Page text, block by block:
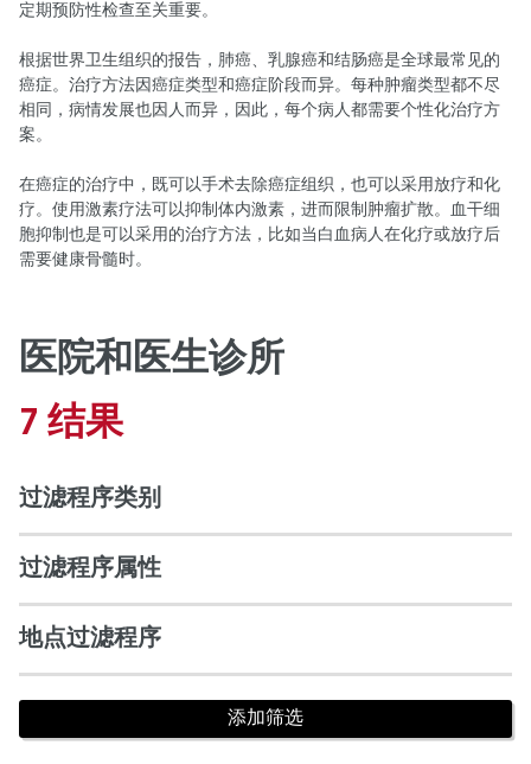
定期预防性检查至关重要。
根据世界卫生组织的报告，肺癌、乳腺癌和结肠癌是全球最常见的
癌症。治疗方法因癌症类型和癌症阶段而异。每种肿瘤类型都不尽
相同，病情发展也因人而异，因此，每个病人都需要个性化治疗方
案。
在癌症的治疗中，既可以手术去除癌症组织，也可以采用放疗和化
疗。使用激素疗法可以抑制体内激素，进而限制肿瘤扩散。血干细
胞抑制也是可以采用的治疗方法，比如当白血病人在化疗或放疗后
需要健康骨髓时。
医院和医生诊所
7 结果
过滤程序类别
过滤程序属性
地点过滤程序